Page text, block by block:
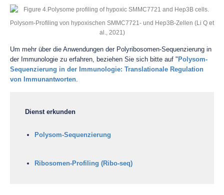
Polysom-Profiling von hypoxischen SMMC7721- und Hep3B-Zellen (Li Q et
al., 2021)
Um mehr über die Anwendungen der Polyribosomen-Sequenzierung in
der Immunologie zu erfahren, beziehen Sie sich bitte auf " Polysom-
Sequenzierung in der Immunologie: Translationale Regulation
von Immunantworten.
Dienst erkunden
Polysom-Sequenzierung
Ribosomen-Profiling (Ribo-seq)